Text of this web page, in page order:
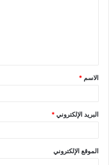
الاسم *
البريد الإلكتروني*
الموقع الإلكتروني